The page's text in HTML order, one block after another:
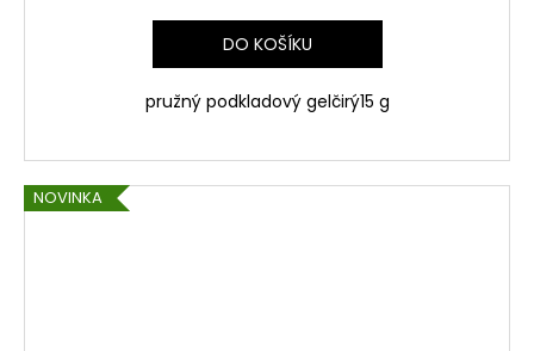
DO KOŠÍKU
pružný podkladový gelčirý15 g
NOVINKA